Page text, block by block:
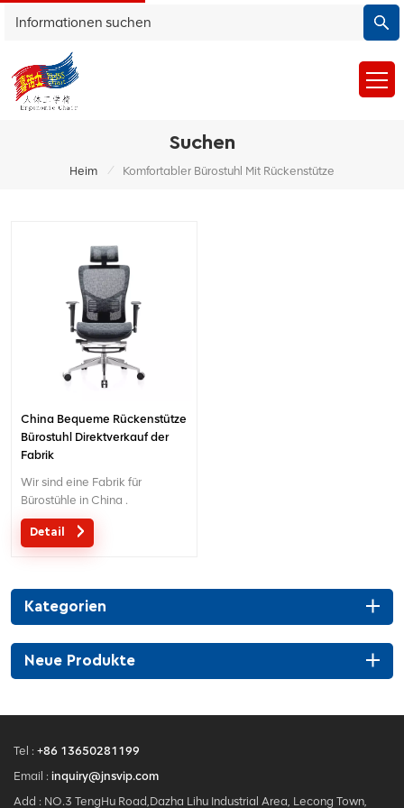
Suchen
Heim / Komfortabler Bürostuhl Mit Rückenstütze
China Bequeme Rückenstütze
Bürostuhl Direktverkauf der
Fabrik
Wir sind eine Fabrik für
Bürostühle in China .
Detail
Kategorien
Neue Produkte
Tel : +86 13650281199
Email : inquiry@jnsvip.com
Add : NO.3 TengHu Road,Dazha Lihu Industrial Area, Lecong Town,